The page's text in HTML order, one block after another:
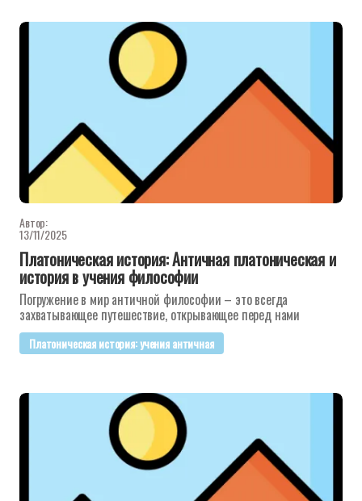
Автор:
13/11/2025
Платоническая история: Античная платоническая и
история в учения философии
Погружение в мир античной философии – это всегда
захватывающее путешествие, открывающее перед нами
Платоническая история: учения античная